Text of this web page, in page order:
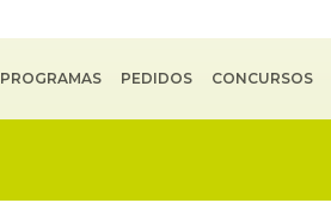
PROGRAMAS PEDIDOS CONCURSOS